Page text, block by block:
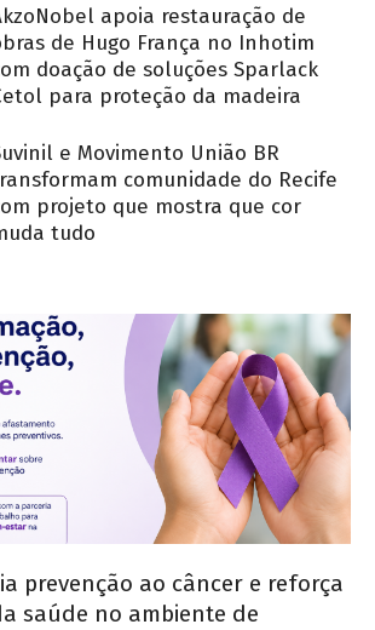
apoia restauração de
de Hugo França no Inhotim
doação de soluções Sparlack
para proteção da madeira
e Movimento União BR
comunidade do Recife
projeto que mostra que cor
tudo
prevenção ao câncer e reforça
saúde no ambiente de